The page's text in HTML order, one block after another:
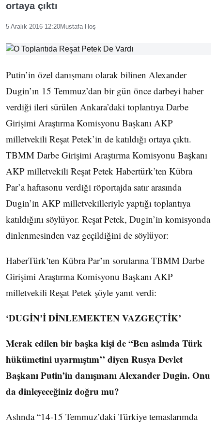
ortaya çıktı
5 Aralık 2016 12:20Mustafa Hoş
Putin’in özel danışmanı olarak bilinen Alexander
Dugin’ın 15 Temmuz’dan bir gün önce darbeyi haber
verdiği ileri sürülen Ankara’daki toplantıya Darbe
Girişimi Araştırma Komisyonu Başkanı AKP
milletvekili Reşat Petek’in de katıldığı ortaya çıktı.
TBMM Darbe Girişimi Araştırma Komisyonu Başkanı
AKP milletvekili Reşat Petek Habertürk’ten Kübra
Par’a haftasonu verdiği röportajda satır arasında
Dugin’in AKP milletvekilleriyle yaptığı toplantıya
katıldığını söylüyor. Reşat Petek, Dugin’in komisyonda
dinlenmesinden vaz geçildiğini de söylüyor:
HaberTürk’ten Kübra Par’ın sorularına TBMM Darbe
Girişimi Araştırma Komisyonu Başkanı AKP
milletvekili Reşat Petek şöyle yanıt verdi:
‘DUGİN’İ DİNLEMEKTEN VAZGEÇTİK’
Merak edilen bir başka kişi de “Ben aslında Türk
hükümetini uyarmıştım’’ diyen Rusya Devlet
Başkanı Putin’in danışmanı Alexander Dugin. Onu
da dinleyeceğiniz doğru mu?
Aslında “14-15 Temmuz’daki Türkiye temaslarımda